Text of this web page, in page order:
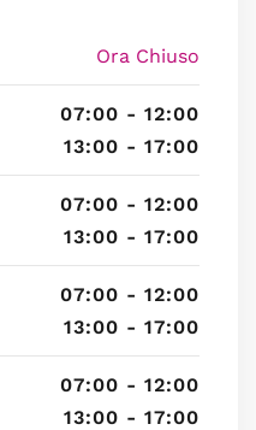
Ora Chiuso
07:00 - 12:00
13:00 - 17:00
07:00 - 12:00
13:00 - 17:00
07:00 - 12:00
13:00 - 17:00
07:00 - 12:00
13:00 - 17:00